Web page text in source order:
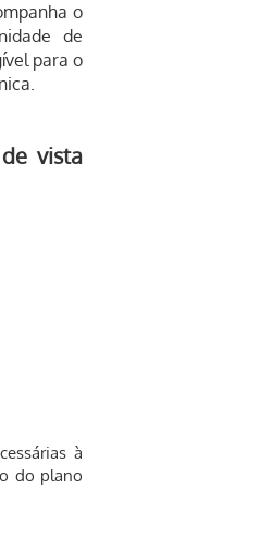
o
de
para o
vista
à
do plano